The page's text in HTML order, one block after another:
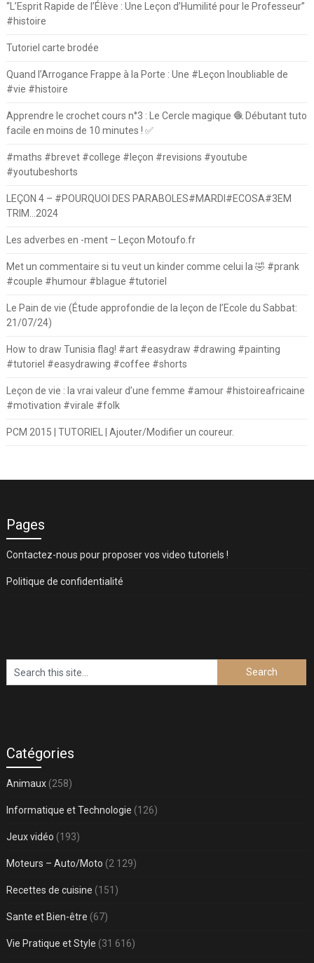
“L’Esprit Rapide de l’Élève : Une Leçon d’Humilité pour le Professeur”
#histoire
Tutoriel carte brodée
Quand l’Arrogance Frappe à la Porte : Une #Leçon Inoubliable de
#vie #histoire
Apprendre le crochet cours n°3 : Le Cercle magique 🧶 Débutant tuto
facile en moins de 10 minutes ! ✅
#maths #brevet #college #leçon #revisions #youtube
#youtubeshorts
LEÇON 4 – #POURQUOI DES PARABOLES#MARDI#ECOSA#3EM
TRIM…2024
Les adverbes en -ment – Leçon Motoufo.fr
Met un commentaire si tu veut un kinder comme celui la 🤣 #prank
#couple #humour #blague #tutoriel
Le Pain de vie (Étude approfondie de la leçon de l’Ecole du Sabbat:
21/07/24)
How to draw Tunisia flag! #art #easydraw #drawing #painting
#tutoriel #easydrawing #coffee #shorts
Leçon de vie : la vrai valeur d’une femme #amour #histoireafricaine
#motivation #virale #folk
PCM 2015 | TUTORIEL | Ajouter/Modifier un coureur.
Pages
Contactez-nous pour proposer vos video tutoriels !
Politique de confidentialité
Catégories
Animaux(258)
Informatique et Technologie (126)
Jeux vidéo (193)
Moteurs – Auto/Moto (2 129)
Recettes de cuisine (151)
Sante et Bien-être (67)
Vie Pratique et Style (31 616)